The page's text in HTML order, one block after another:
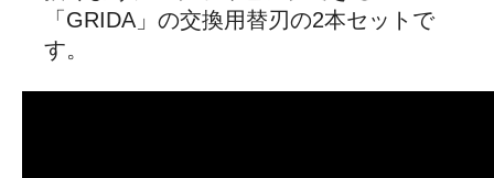
「GRIDA」の交換用替刃の2本セットで
す。